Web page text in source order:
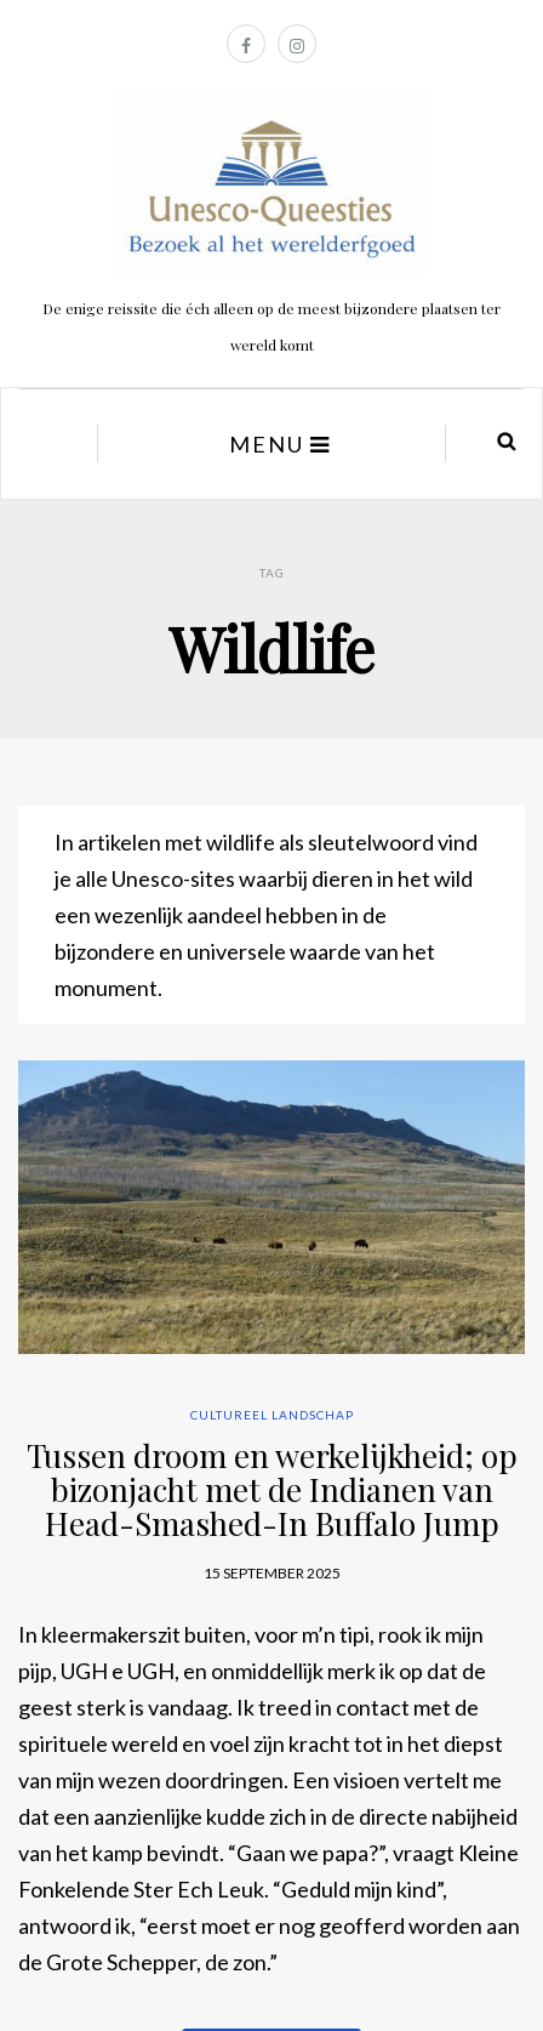
De enige reissite die éch alleen op de meest bijzondere plaatsen ter
wereld komt
MENU
TAG
Wildlife
In artikelen met wildlife als sleutelwoord vind
je alle Unesco-sites waarbij dieren in het wild
een wezenlijk aandeel hebben in de
bijzondere en universele waarde van het
monument.
CULTUREEL LANDSCHAP
Tussen droom en werkelijkheid; op
bizonjacht met de Indianen van
Head-Smashed-In Buffalo Jump
15 SEPTEMBER 2025
In kleermakerszit buiten, voor m’n tipi, rook ik mijn
pijp, UGH e UGH, en onmiddellijk merk ik op dat de
geest sterk is vandaag. Ik treed in contact met de
spirituele wereld en voel zijn kracht tot in het diepst
van mijn wezen doordringen. Een visioen vertelt me
dat een aanzienlijke kudde zich in de directe nabijheid
van het kamp bevindt. “Gaan we papa?”, vraagt Kleine
Fonkelende Ster Ech Leuk. “Geduld mijn kind”,
antwoord ik, “eerst moet er nog geofferd worden aan
de Grote Schepper, de zon.”